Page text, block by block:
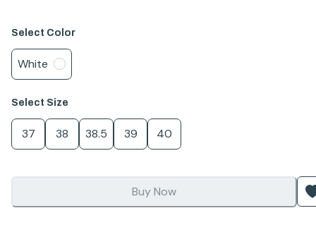
Select Color
White
Select Size
37 38 38.5 39 40
Buy Now